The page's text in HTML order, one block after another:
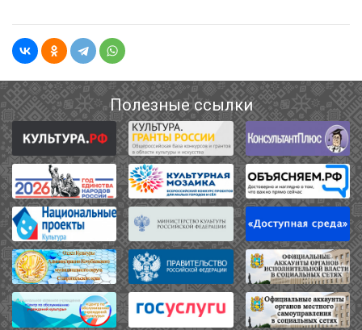
Полезные ссылки